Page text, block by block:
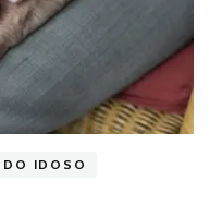
DO IDOSO